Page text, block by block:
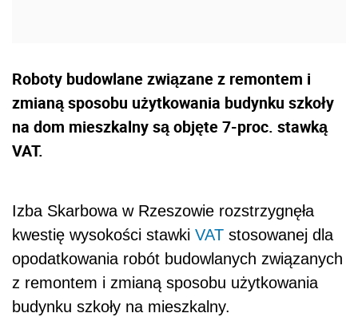
Roboty budowlane związane z remontem i
zmianą sposobu użytkowania budynku szkoły
na dom mieszkalny są objęte 7-proc. stawką
VAT.
Izba Skarbowa w Rzeszowie rozstrzygnęła
kwestię wysokości stawki VAT stosowanej dla
opodatkowania robót budowlanych związanych
z remontem i zmianą sposobu użytkowania
budynku szkoły na mieszkalny.